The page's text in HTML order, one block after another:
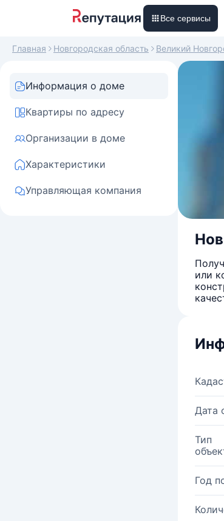
Все сервисы
Главная Новгородская область Великий
Информация о доме
Квартиры по адресу
Организации в доме
Характеристики
Управляющая компания
или
Дата
Тип
Год